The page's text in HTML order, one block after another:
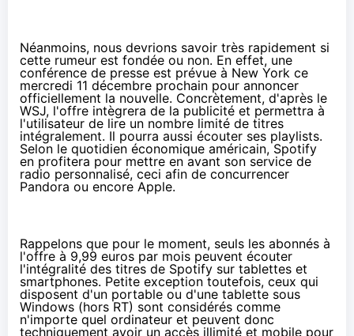
Néanmoins, nous devrions savoir très rapidement si
cette rumeur est fondée ou non. En effet, une
conférence de presse est prévue à New York ce
mercredi 11 décembre prochain pour annoncer
officiellement la nouvelle. Concrètement, d'après le
WSJ, l'offre intègrera de la publicité et permettra à
l'utilisateur de lire un nombre limité de titres
intégralement. Il pourra aussi écouter ses playlists.
Selon le quotidien économique américain, Spotify
en profitera pour mettre en avant son service de
radio personnalisé, ceci afin de concurrencer
Pandora ou encore Apple.
Rappelons que pour le moment, seuls les abonnés à
l'offre à 9,99 euros par mois peuvent écouter
l'intégralité des titres de Spotify sur tablettes et
smartphones. Petite exception toutefois, ceux qui
disposent d'un portable ou d'une tablette sous
Windows (hors RT) sont considérés comme
n'importe quel ordinateur et peuvent donc
techniquement avoir un accès illimité et mobile pour